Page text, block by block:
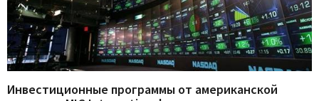
Инвестиционные программы от американской